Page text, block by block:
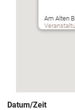
Am Alten
Datum/Zeit